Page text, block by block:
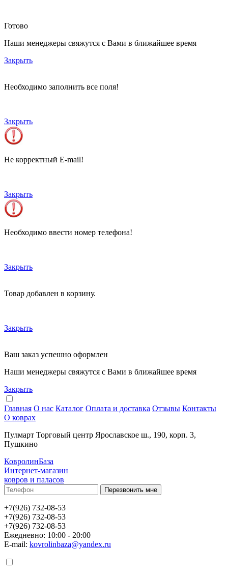
Готово
Наши менеджеры свяжутся с Вами в ближайшее время
Закрыть
Необходимо заполнить все поля!
Закрыть
Не корректный E-mail!
Закрыть
Необходимо ввести номер телефона!
Закрыть
Товар добавлен в корзину.
Закрыть
Ваш заказ успешно оформлен
Наши менеджеры свяжутся с Вами в ближайшее время
Закрыть
Главная О нас Каталог Оплата и доставка Отзывы Контакты
О коврах
Пулмарт Торговый центр Ярославское ш., 190, корп. 3,
Пушкино
КовролинБаза
Интернет-магазин
ковров и паласов
+7(926) 732-08-53
+7(926) 732-08-53
+7(926) 732-08-53
Ежедневно: 10:00 - 20:00
E-mail: kovrolinbaza@yandex.ru